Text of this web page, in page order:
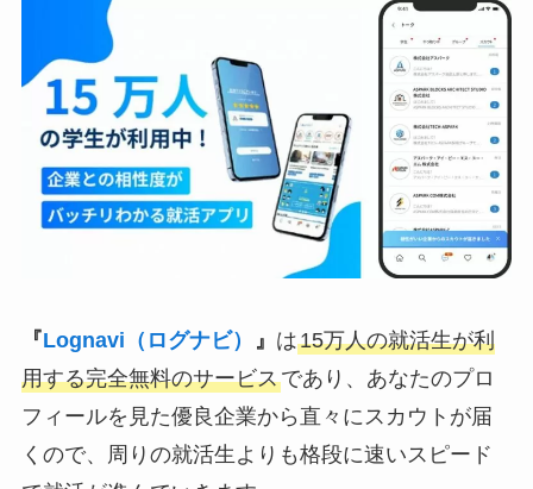
『Lognavi（ログナビ） 』 は15万人の就活生が利
用する完全無料のサービスであり、あなたのプロ
フィールを見た優良企業から直々にスカウトが届
くので、周りの就活生よりも格段に速いスピード